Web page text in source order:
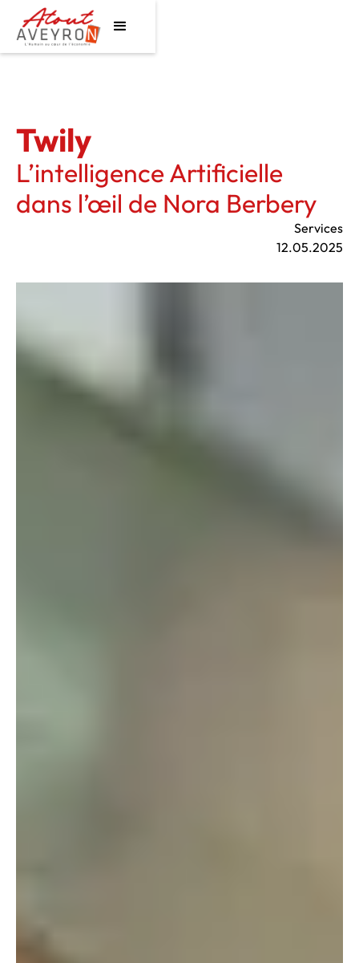
Twily
L’intelligence Artificielle
dans l’œil de Nora Berbery
Services
12.05.2025